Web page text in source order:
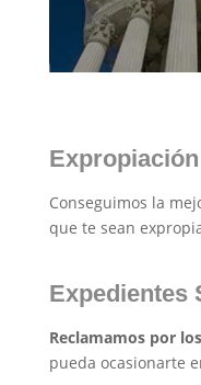
Expropiación
Conseguimos la
que te sean
Expedientes
Reclamamos por
pueda ocasionarte